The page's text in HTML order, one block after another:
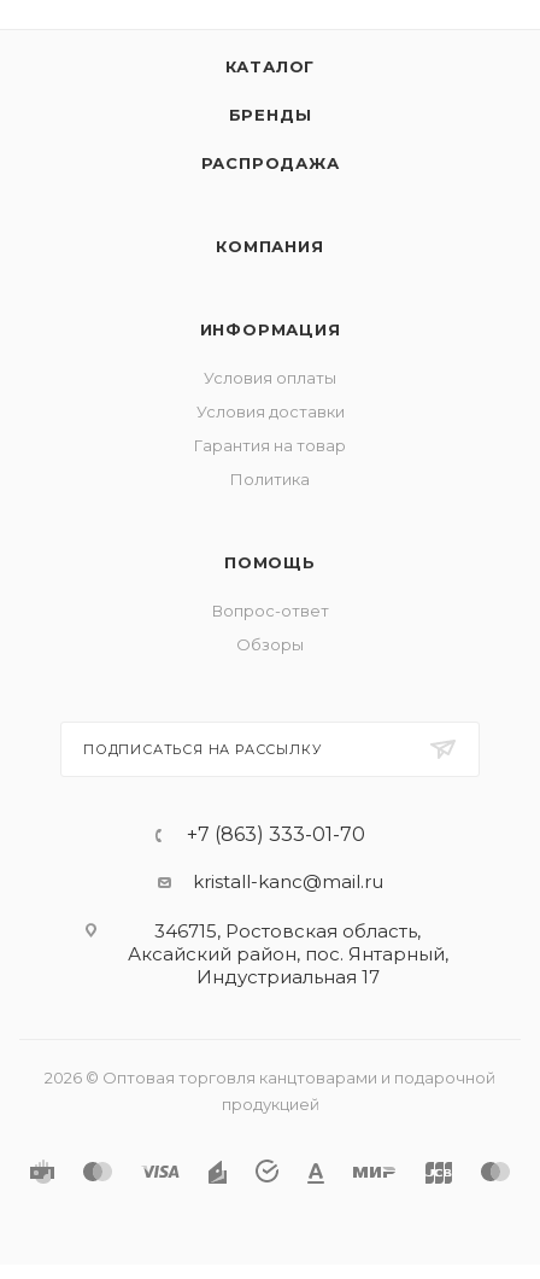
КАТАЛОГ
БРЕНДЫ
РАСПРОДАЖА
КОМПАНИЯ
ИНФОРМАЦИЯ
Условия оплаты
Условия доставки
Гарантия на товар
Политика
ПОМОЩЬ
Вопрос-ответ
Обзоры
ПОДПИСАТЬСЯ НА РАССЫЛКУ
+7 (863) 333-01-70
kristall-kanc@mail.ru
346715, Ростовская область​,
Аксайский район, пос. Янтарный,
Индустриальная 17
2026 © Оптовая торговля канцтоварами и подарочной
продукцией